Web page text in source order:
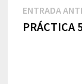
Navegación
entradas
ENTRADA
PRÁCTICA